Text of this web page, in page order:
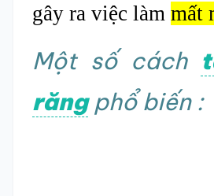
gây ra việc làm mất
Một số cách
răngphổ biến :